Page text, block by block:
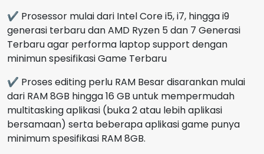
✔ Prosessor mulai dari Intel Core i5, i7, hingga i9
generasi terbaru dan AMD Ryzen 5 dan 7 Generasi
Terbaru agar performa laptop support dengan
minimun spesifikasi Game Terbaru
✔ Proses editing perlu RAM Besar disarankan mulai
dari RAM 8GB hingga 16 GB untuk mempermudah
multitasking aplikasi (buka 2 atau lebih aplikasi
bersamaan) serta beberapa aplikasi game punya
minimum spesifikasi RAM 8GB.